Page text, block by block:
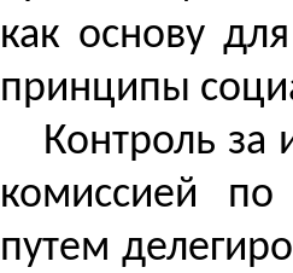
как основу
принципы
Контроль за
комиссией по
путем